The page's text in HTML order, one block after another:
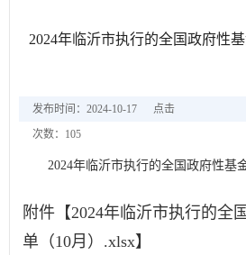
2024年临沂市执行的全国政府性
发布时间：2024-10-17
点击
次数： 105
2024年临沂市执行的全国政府性基
附件【2024年临沂市执行的全
单（10月）.xlsx】